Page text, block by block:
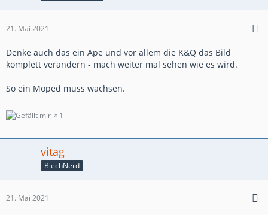
21. Mai 2021
Denke auch das ein Ape und vor allem die K&Q das Bild
komplett verändern - mach weiter mal sehen wie es wird.
So ein Moped muss wachsen.
1
vitag
BlechNerd
21. Mai 2021